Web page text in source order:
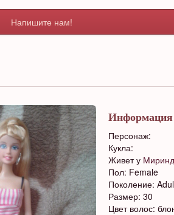
Напишите нам!
Информация
Персонаж:
Кукла:
Живет у
Пол: Female
Поколение:
Размер: 30
Цвет волос: